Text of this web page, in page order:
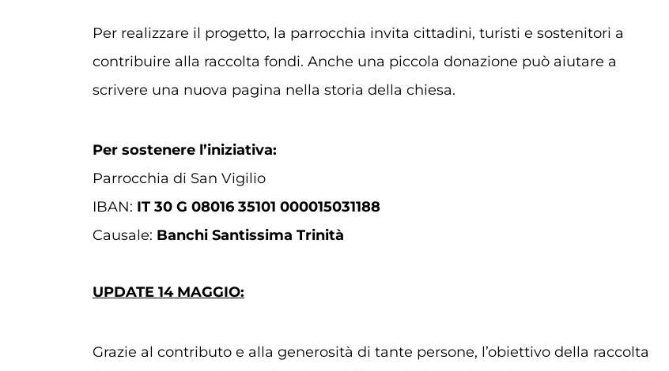
Per realizzare il progetto, la parrocchia invita cittadini, turisti e sostenitori a
contribuire alla raccolta fondi. Anche una piccola donazione può aiutare a
scrivere una nuova pagina nella storia della chiesa.
Per sostenere l’iniziativa:
Parrocchia di San Vigilio
IBAN: IT 30 G 08016 35101 000015031188
Causale: Banchi Santissima Trinità
UPDATE 14 MAGGIO:
Grazie al contributo e alla generosità di tante persone, l’obiettivo della raccolta